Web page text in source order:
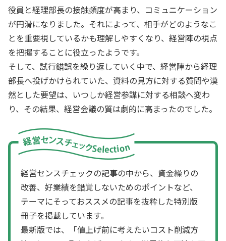
役員と経理部長の接触頻度が高まり、コミュニケーション
が円滑になりました。それによって、相手がどのようなこ
とを重要視しているかも理解しやすくなり、経営陣の視点
を把握することに役立ったようです。
そして、試行錯誤を繰り返していく中で、経営陣から経理
部長へ投げかけられていた、資料の見方に対する質問や漠
然とした要望は、いつしか経営参謀に対する相談へ変わ
り、その結果、経営会議の質は劇的に高まったのでした。
経営センスチェックの記事の中から、資金繰りの
改善、好業績を錯覚しないためのポイントなど、
テーマにそっておススメの記事を抜粋した特別版
冊子を掲載しています。
最新版では、「値上げ前に考えたいコスト削減方